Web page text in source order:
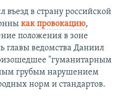
в страну российской
как провокацию,
положения в зоне
главы ведомства Даниил
"гуманитарным
грубым нарушением
норм и стандартов.